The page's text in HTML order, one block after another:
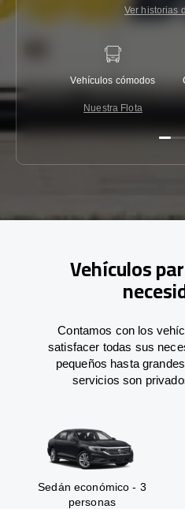
Ver historias
Vehículos cómodos
Nuestra Flota
Vehículos
Contamos con los
satisfacer todas sus
pequeños hasta
servicios son
Sedán económico - 3
personas